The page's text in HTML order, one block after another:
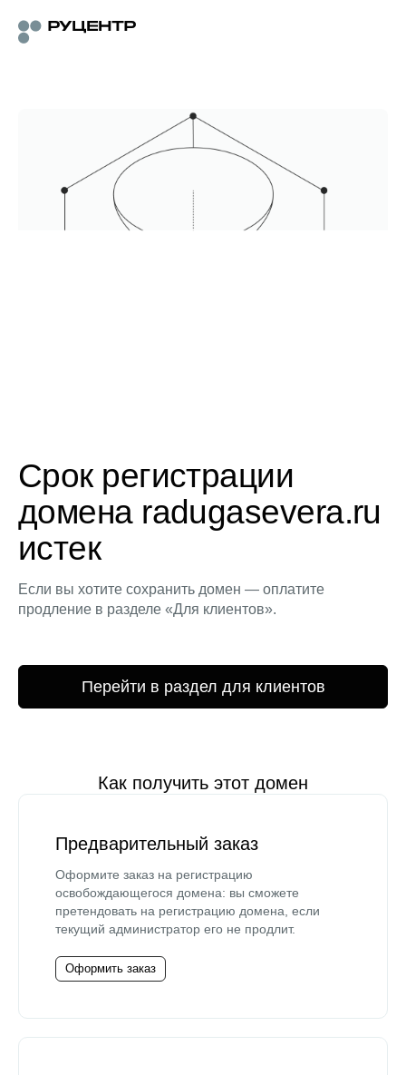
Срок регистрации
домена radugasevera.ru
истек
Если вы хотите сохранить домен — оплатите
продление в разделе «Для клиентов».
Перейти в раздел для клиентов
Как получить этот домен
Предварительный заказ
Оформите заказ на регистрацию
освобождающегося домена: вы сможете
претендовать на регистрацию домена, если
текущий администратор его не продлит.
Оформить заказ